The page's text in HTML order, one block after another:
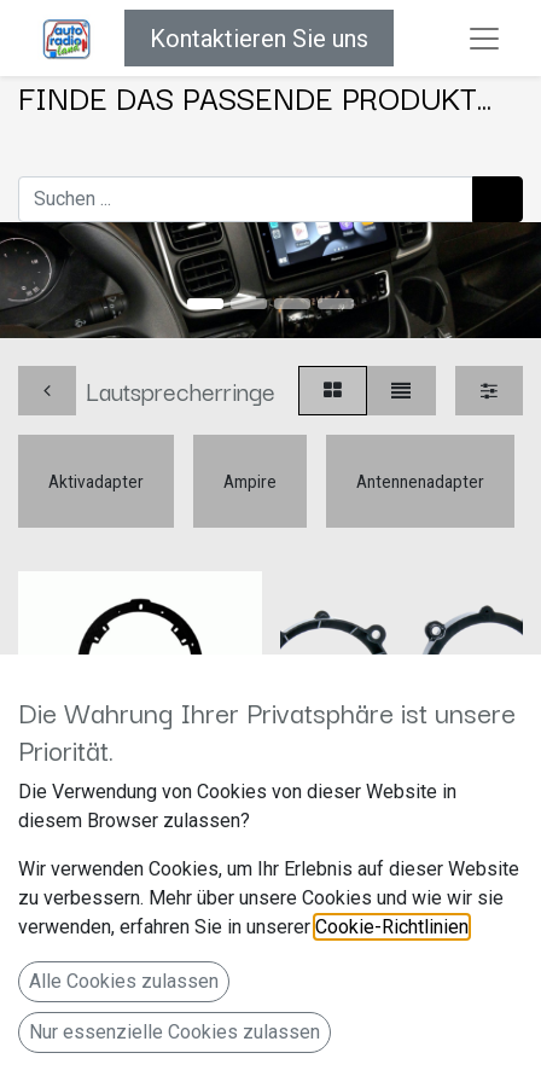
Kontaktieren Sie uns
FINDE DAS PASSENDE PRODUKT...
Lautsprecherringe
Aktivadapter Ampire Antennenadapter
Hersteller: ACV
Artikelnummer: 271130-05
acv GmbH
Straßburger Allee 10-12
41812 Erkelenz
Deutschland www.acvgmbh.de
Lautsprecherringe
Acura/Honda Ø165mm Türe
Hersteller: ACV
Artikelnummer: 271190-18
acv GmbH
Straßburger Allee 10-12
Die Wahrung Ihrer Privatsphäre ist unsere
Priorität.
Die Verwendung von Cookies von dieser Website in
diesem Browser zulassen?
Wir verwenden Cookies, um Ihr Erlebnis auf dieser Website
zu verbessern. Mehr über unsere Cookies und wie wir sie
verwenden, erfahren Sie in unserer Cookie-Richtlinien
Alle Cookies zulassen
Nur essenzielle Cookies zulassen